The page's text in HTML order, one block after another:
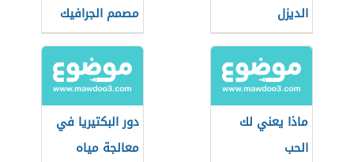
الديزل
مصمم الجرافيك
ماذا يعني لك
الحب
دور البكتيريا في
معالجة مياه